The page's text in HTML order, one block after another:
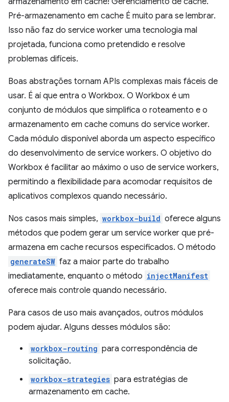
Pré-armazenamento em cache É muito para se lembrar.
Isso não faz do service worker uma tecnologia mal
projetada, funciona como pretendido e resolve
problemas difíceis.
Boas abstrações tornam APIs complexas mais fáceis de
usar. É aí que entra o Workbox. O Workbox é um
conjunto de módulos que simplifica o roteamento e o
armazenamento em cache comuns do service worker.
Cada módulo disponível aborda um aspecto específico
do desenvolvimento de service workers. O objetivo do
Workbox é facilitar ao máximo o uso de service workers,
permitindo a flexibilidade para acomodar requisitos de
aplicativos complexos quando necessário.
Nos casos mais simples, workbox-build oferece alguns
métodos que podem gerar um service worker que pré-
armazena em cache recursos especificados. O método
generateSW faz a maior parte do trabalho
imediatamente, enquanto o método injectManifest
oferece mais controle quando necessário.
Para casos de uso mais avançados, outros módulos
podem ajudar. Alguns desses módulos são:
workbox-routing para correspondência de
solicitação.
workbox-strategies para estratégias de
armazenamento em cache.